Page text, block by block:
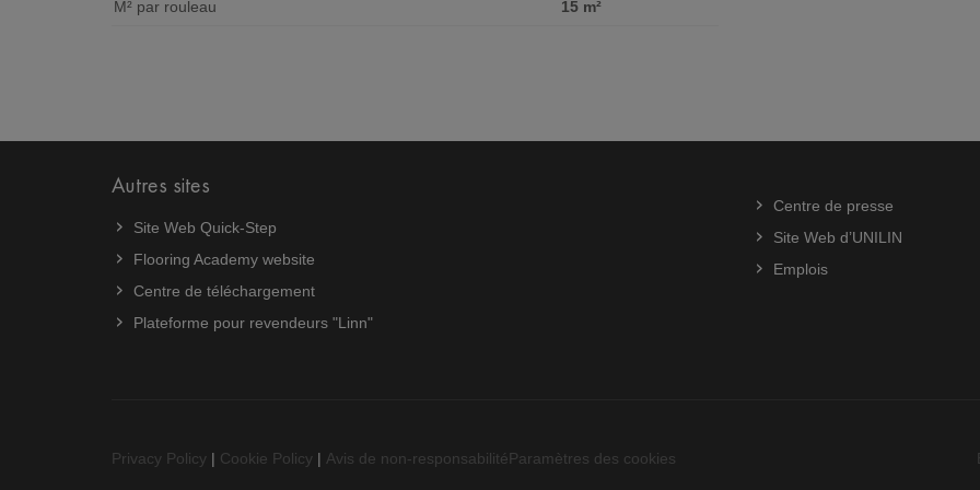
M² par rouleau 15 m²
Autres sites
Site Web Quick-Step
Flooring Academy website
Centre de téléchargement
Plateforme pour revendeurs "Linn"
Centre de presse
Site Web d’UNILIN
Emplois
Privacy Policy | Cookie Policy | Avis de non-responsabilitéParamètres des cookies